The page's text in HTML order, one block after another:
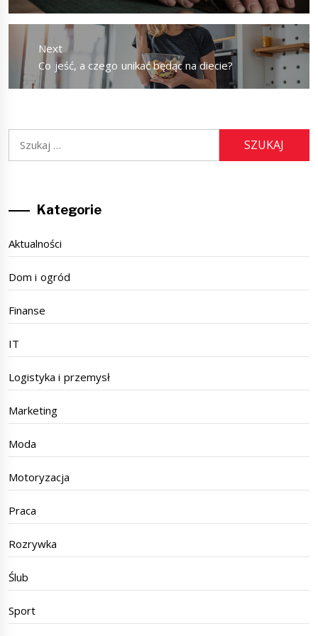
post:
Next
Next
post:
Co jeść, a czego unikać będąc na diecie?
Kategorie
Aktualności
Dom i ogród
Finanse
IT
Logistyka i przemysł
Marketing
Moda
Motoryzacja
Praca
Rozrywka
Ślub
Sport